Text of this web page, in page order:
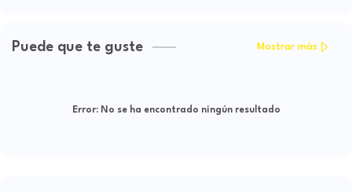
Puede que te guste Mostrar más
Error:No se ha encontrado ningún resultado